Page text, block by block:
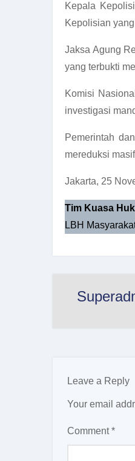
Kepala
Kepolisian
Jaksa Agung
yang terbukti
Komisi
investigasi
Pemerintah
mereduksi
Jakarta, 25
Tim Kuasa
LBH
Leave a Reply
Your email
Comment*